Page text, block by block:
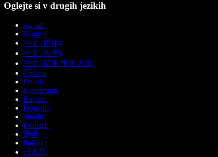
Oglejte si v drugih jezikih
العربية
Magyar
中文 (简体)
中文 (台灣)
中文 (简体 中国大陆)
Čeština
Dansk
Nederlands
English
Français
Suomi
Deutsch
हिन्दी
Italiano
日本語